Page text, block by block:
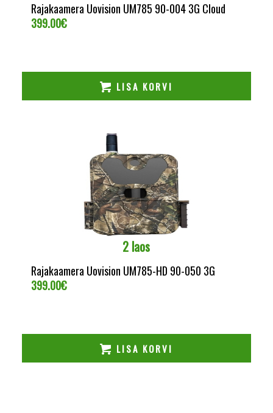
Rajakaamera Uovision UM785 90-004 3G Cloud
399.00€
LISA KORVI
2 laos
Rajakaamera Uovision UM785-HD 90-050 3G
399.00€
LISA KORVI